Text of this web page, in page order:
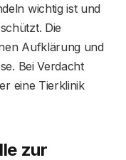
wichtig ist und
Die
Aufklärung und
Bei Verdacht
eine Tierklinik
zur